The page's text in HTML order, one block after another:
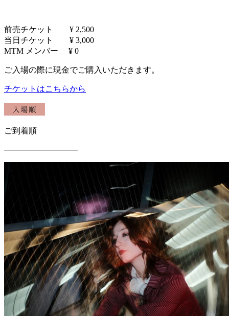
前売チケット ¥ 2,500
当日チケット ¥ 3,000
MTM メンバー ¥ 0
ご入場の際に現金でご購入いただきます。
チケットはこちらから
ご到着順
—————————